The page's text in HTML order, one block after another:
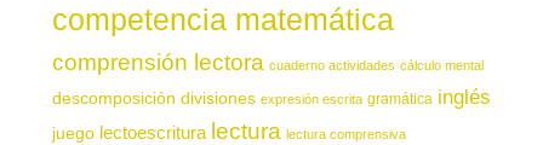
competencia matemática
comprensión lectora cuaderno actividades cálculo mental
descomposición divisiones expresión escrita gramática inglés
juego lectoescritura lectura lectura comprensiva